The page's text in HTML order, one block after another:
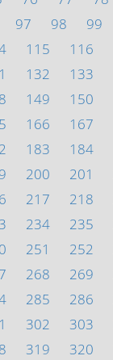
97 98 99
115 116
132 133
149 150
166 167
183 184
200 201
217 218
234 235
251 252
268 269
285 286
302 303
319 320